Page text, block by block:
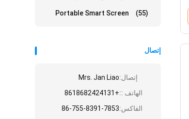
Portable Smart Screen (55)
إتصال
إتصال:Mrs. Jan Liao
الهاتف ::+8618682424131
الفاكس:86-755-8391-7853